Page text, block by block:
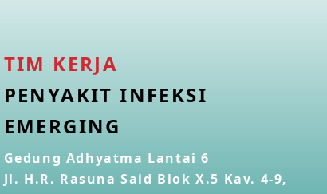
TIM KERJA
PENYAKIT INFEKSI
EMERGING
Gedung Adhyatma Lantai 6
Jl. H.R. Rasuna Said Blok X.5 Kav. 4-9,